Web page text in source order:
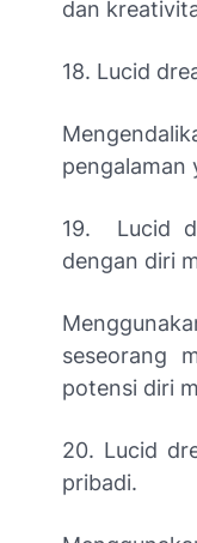
dan
18. Lucid
pengalaman
19. Lucid
dengan diri
seseorang
potensi diri
20. Lucid
pribadi.